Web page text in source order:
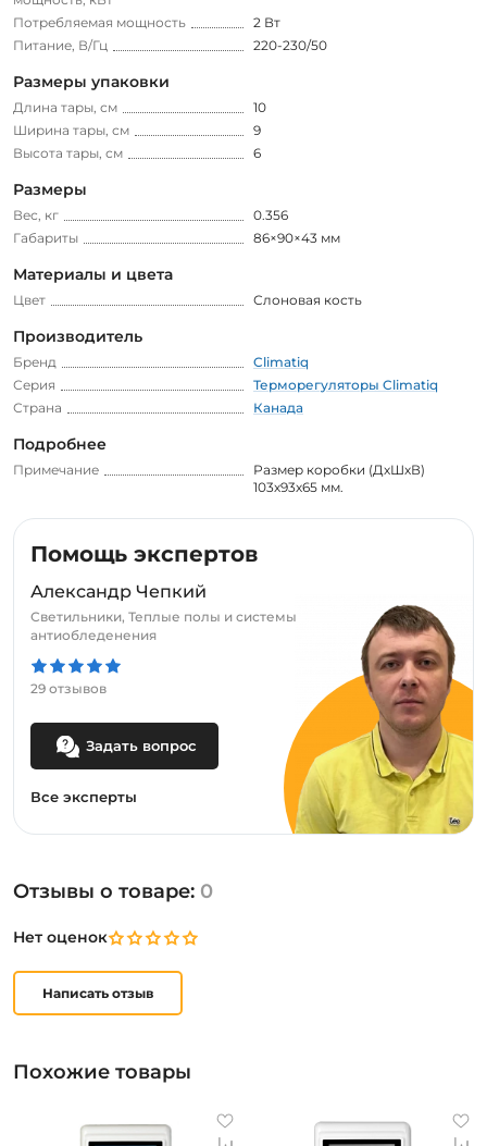
Помощь экспертов
Александр Чепкий
Светильники, Теплые полы и системы
антиобледенения
29 отзывов
Задать вопрос
Все эксперты
Потребляемая мощность
2 Вт
Питание, В/Гц
220-230/50
Размеры упаковки
Длина тары, см
10
Ширина тары, см
9
Высота тары, см
6
Размеры
Вес, кг
0.356
Габариты
86×90×43 мм
Материалы и цвета
Цвет Слоновая кость
Производитель
Бренд
Climatiq
Серия
Терморегуляторы Climatiq
Страна
Канада
Подробнее
Примечание
Размер коробки (ДхШхВ)
103х93х65 мм.
Отзывы о товаре: 0
Нет оценок
Написать отзыв
Похожие товары